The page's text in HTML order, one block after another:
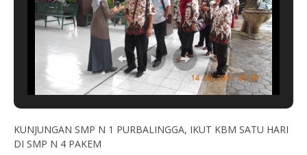
KUNJUNGAN SMP N 1 PURBALINGGA, IKUT KBM SATU HARI
DI SMP N 4 PAKEM